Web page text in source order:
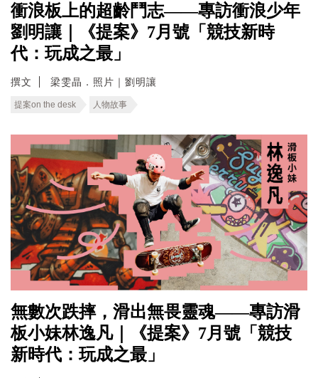
衝浪板上的超齡鬥志——專訪衝浪少年
劉明讓｜《提案》7月號「競技新時
代：玩成之最」
撰文 梁雯晶．照片｜劉明讓
提案on the desk 人物故事
無數次跌摔，滑出無畏靈魂——專訪滑
板小妹林逸凡｜《提案》7月號「競技
新時代：玩成之最」